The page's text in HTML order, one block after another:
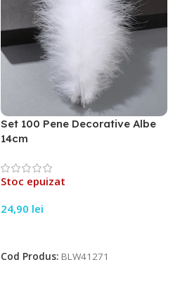
Set 100 Pene Decorative Albe
14cm
Stoc epuizat
24,90 lei
Cod Produs: BLW41271